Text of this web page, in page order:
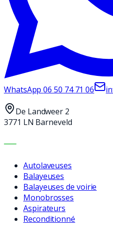
WhatsApp06 50 74 71 06
De Landweer 2
3771 LN Barneveld
MACHINES
Autolaveuses
Balayeuses
Balayeuses de voirie
Monobrosses
Aspirateurs
Reconditionné